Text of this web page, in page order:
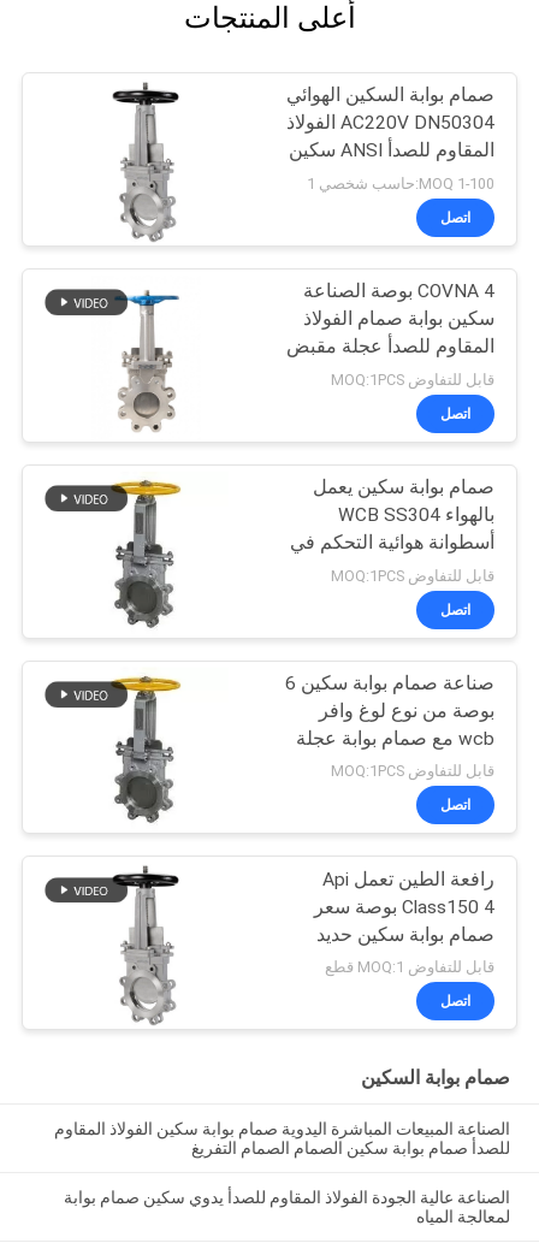
أعلى المنتجات
صمام بوابة السكين الهوائي
AC220V DN50304 الفولاذ
المقاوم للصدأ ANSI سكين
هوائي بوابة صمام الملاط
سكين بوابة صمام
1-100 MOQ:حاسب شخصي 1
اتصل
COVNA 4 بوصة الصناعة
سكين بوابة صمام الفولاذ
المقاوم للصدأ عجلة مقبض
سكين بوابة صمام ANSI
سلوري سكين بوابة صمام
قابل للتفاوض MOQ:1PCS
اتصل
صمام بوابة سكين يعمل
بالهواء WCB SS304
أسطوانة هوائية التحكم في
الهواء
قابل للتفاوض MOQ:1PCS
اتصل
صناعة صمام بوابة سكين 6
بوصة من نوع لوغ وافر
wcb مع صمام بوابة عجلة
يدوية
قابل للتفاوض MOQ:1PCS
اتصل
رافعة الطين تعمل Api
Class150 4 بوصة سعر
صمام بوابة سكين حديد
الدكتايل
قابل للتفاوض MOQ:1 قطع
اتصل
صمام بوابة السكين
الصناعة المبيعات المباشرة اليدوية صمام بوابة سكين الفولاذ المقاوم
للصدأ صمام بوابة سكين الصمام الصمام التفريغ
الصناعة عالية الجودة الفولاذ المقاوم للصدأ يدوي سكين صمام بوابة
لمعالجة المياه